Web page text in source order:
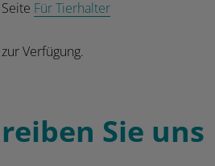
Für Tierhalter
Verfügung.
Sie uns